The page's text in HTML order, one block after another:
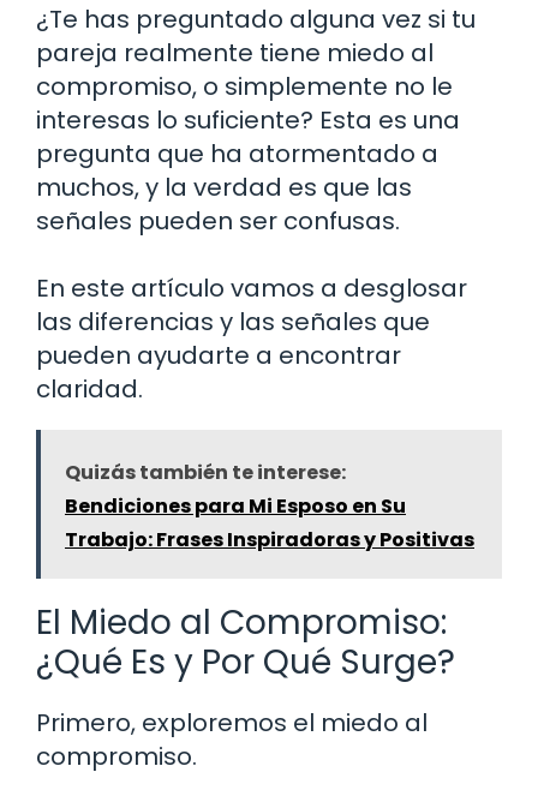
¿Te has preguntado alguna vez si tu
pareja realmente tiene miedo al
compromiso, o simplemente no le
interesas lo suficiente? Esta es una
pregunta que ha atormentado a
muchos, y la verdad es que las
señales pueden ser confusas.
En este artículo vamos a desglosar
las diferencias y las señales que
pueden ayudarte a encontrar
claridad.
Quizás también te interese:
Bendiciones para Mi Esposo en Su
Trabajo: Frases Inspiradoras y Positivas
El Miedo al Compromiso:
¿Qué Es y Por Qué Surge?
Primero, exploremos el miedo al
compromiso.